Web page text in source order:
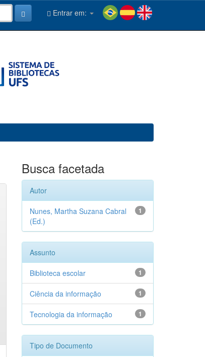
Entrar em:
Busca facetada
Autor
1
Nunes, Martha Suzana Cabral
(Ed.)
Assunto
1
Biblioteca escolar
1
Ciência da informação
1
Tecnologia da informação
Tipo de Documento